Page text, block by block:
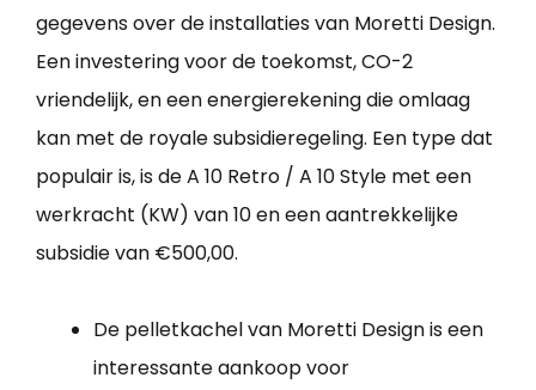
gegevens over de installaties van Moretti Design.
Een investering voor de toekomst, CO-2
vriendelijk, en een energierekening die omlaag
kan met de royale subsidieregeling. Een type dat
populair is, is de A 10 Retro / A 10 Style met een
werkracht (KW) van 10 en een aantrekkelijke
subsidie van €500,00.
De pelletkachel van Moretti Design is een
interessante aankoop voor